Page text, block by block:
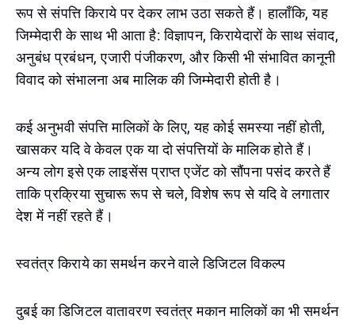
रूप से संपत्ति किराये पर देकर लाभ उठा सकते हैं। हालाँकि, यह
जिम्मेदारी के साथ भी आता है: विज्ञापन, किरायेदारों के साथ संवाद,
अनुबंध प्रबंधन, एजारी पंजीकरण, और किसी भी संभावित कानूनी
विवाद को संभालना अब मालिक की जिम्मेदारी होती है।
कई अनुभवी संपत्ति मालिकों के लिए, यह कोई समस्या नहीं होती,
खासकर यदि वे केवल एक या दो संपत्तियों के मालिक होते हैं।
अन्य लोग इसे एक लाइसेंस प्राप्त एजेंट को सौंपना पसंद करते हैं
ताकि प्रक्रिया सुचारू रूप से चले, विशेष रूप से यदि वे लगातार
देश में नहीं रहते हैं।
स्वतंत्र किराये का समर्थन करने वाले डिजिटल विकल्प
दुबई का डिजिटल वातावरण स्वतंत्र मकान मालिकों का भी समर्थन